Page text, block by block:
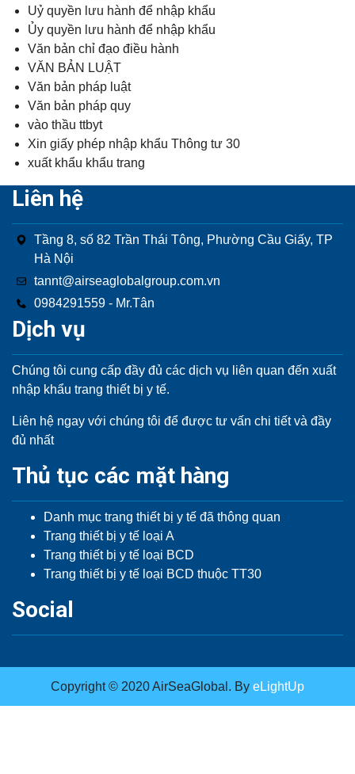
Uỷ quyền lưu hành để nhập khẩu
Ủy quyền lưu hành để nhập khẩu
Văn bản chỉ đạo điều hành
VĂN BẢN LUẬT
Văn bản pháp luật
Văn bản pháp quy
vào thầu ttbyt
Xin giấy phép nhập khẩu Thông tư 30
xuất khẩu khẩu trang
Liên hệ
Tầng 8, số 82 Trần Thái Tông, Phường Cầu Giấy, TP
Hà Nội
tannt@airseaglobalgroup.com.vn
0984291559 - Mr.Tân
Dịch vụ
Chúng tôi cung cấp đầy đủ các dịch vụ liên quan đến xuất
nhập khẩu trang thiết bị y tế.
Liên hệ ngay với chúng tôi để được tư vấn chi tiết và đầy
đủ nhất
Thủ tục các mặt hàng
Danh mục trang thiết bị y tế đã thông quan
Trang thiết bị y tế loại A
Trang thiết bị y tế loại BCD
Trang thiết bị y tế loại BCD thuộc TT30
Social
Copyright © 2020 AirSeaGlobal. By eLightUp